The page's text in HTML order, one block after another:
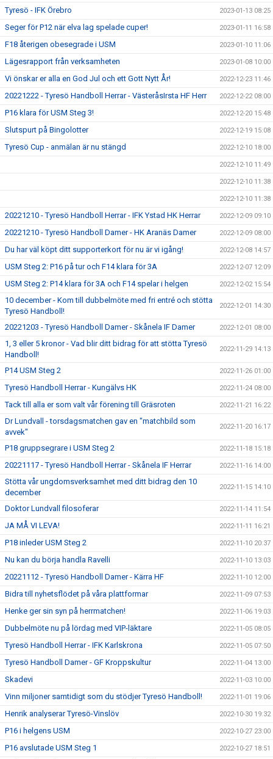
Tyresö - IFK Örebro 2023-01-13 08:25
Seger för P12 när elva lag spelade cuper! 2023-01-11 16:58
F18 återigen obesegrade i USM 2023-01-10 11:06
Lägesrapport från verksamheten 2023-01-08 10:00
Vi önskar er alla en God Jul och ett Gott Nytt År! 2022-12-23 11:46
20221222 - Tyresö Handboll Herrar - VästeråsIrsta HF Herr 2022-12-22 08:00
P16 klara för USM Steg 3! 2022-12-20 15:48
Slutspurt på Bingolotter 2022-12-19 15:08
Tyresö Cup - anmälan är nu stängd 2022-12-10 18:00
2022-12-10 11:49
2022-12-10 11:38
2022-12-10 11:38
20221210 - Tyresö Handboll Herrar - IFK Ystad HK Herrar 2022-12-09 09:10
20221210 - Tyresö Handboll Damer - HK Aranäs Damer 2022-12-09 08:00
Du har väl köpt ditt supporterkort för nu är vi igång! 2022-12-08 14:57
USM Steg 2: P16 på tur och F14 klara för 3A 2022-12-07 12:09
USM Steg 2: P14 klara för 3A och F14 spelar i helgen 2022-12-02 15:54
10 december - Kom till dubbelmöte med fri entré och stötta
Tyresö Handboll!
2022-12-01 14:30
20221203 - Tyresö Handboll Damer - Skånela IF Damer 2022-12-01 08:00
1, 3 eller 5 kronor - Vad blir ditt bidrag för att stötta Tyresö
Handboll!
2022-11-29 14:13
P14 USM Steg 2 2022-11-26 01:00
Tyresö Handboll Herrar - Kungälvs HK 2022-11-24 08:00
Tack till alla er som valt vår förening till Gräsroten 2022-11-21 16:22
Dr Lundvall - torsdagsmatchen gav en "matchbild som
avvek"
2022-11-20 16:17
P18 gruppsegrare i USM Steg 2 2022-11-18 15:18
20221117 - Tyresö Handboll Herrar - Skånela IF Herrar 2022-11-16 14:00
Stötta vår ungdomsverksamhet med ditt bidrag den 10
december
2022-11-15 14:10
Doktor Lundvall filosoferar 2022-11-14 11:54
JA MÅ VI LEVA! 2022-11-11 16:21
P18 inleder USM Steg 2 2022-11-10 20:37
Nu kan du börja handla Ravelli 2022-11-10 13:03
20221112 - Tyresö Handboll Damer - Kärra HF 2022-11-10 12:00
Bidra till nyhetsflödet på våra plattformar 2022-11-09 07:53
Henke ger sin syn på herrmatchen! 2022-11-06 19:03
Dubbelmöte nu på lördag med VIP-läktare 2022-11-05 08:05
Tyresö Handboll Herrar - IFK Karlskrona 2022-11-05 07:50
Tyresö Handboll Damer - GF Kroppskultur 2022-11-04 13:00
Skadevi 2022-11-03 10:00
Vinn miljoner samtidigt som du stödjer Tyresö Handboll! 2022-11-01 19:06
Henrik analyserar Tyresö-Vinslöv 2022-10-30 19:32
P16 i helgens USM 2022-10-27 23:00
P16 avslutade USM Steg 1 2022-10-27 18:51